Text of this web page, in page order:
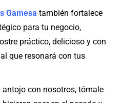
Gamesa también fortalece
para tu negocio,
práctico, delicioso y con
que resonará con tus
con nosotros, tómale